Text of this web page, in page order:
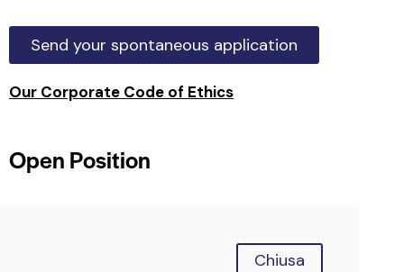
Send your spontaneous application
Our Corporate Code of Ethics
Open Position
Chiusa